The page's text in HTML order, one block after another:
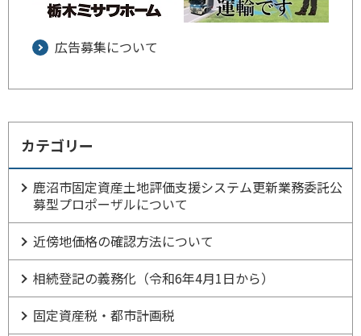
広告募集について
カテゴリー
鹿沼市固定資産土地評価支援システム更新業務委託公
募型プロポーザルについて
近傍地価格の確認方法について
相続登記の義務化（令和6年4月1日から）
固定資産税・都市計画税